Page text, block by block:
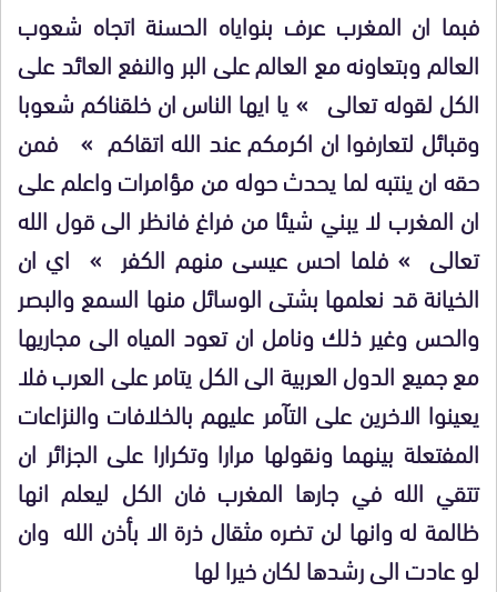
فبما ان المغرب عرف بنواياه الحسنة اتجاه شعوب
العالم وبتعاونه مع العالم على البر والنفع العائد على
الكل لقوله تعالى » يا ايها الناس ان خلقناكم شعوبا
وقبائل لتعارفوا ان اكرمكم عند الله اتقاكم » فمن
حقه ان ينتبه لما يحدث حوله من مؤامرات واعلم على
ان المغرب لا يبني شيئا من فراغ فانظر الى قول الله
تعالى » فلما احس عيسى منهم الكفر » اي ان
الخيانة قد نعلمها بشتى الوسائل منها السمع والبصر
والحس وغير ذلك ونامل ان تعود المياه الى مجاريها
مع جميع الدول العربية الى الكل يتامر على العرب فلا
يعينوا الاخرين على التآمر عليهم بالخلافات والنزاعات
المفتعلة بينهما ونقولها مرارا وتكرارا على الجزائر ان
تتقي الله في جارها المغرب فان الكل ليعلم انها
ظالمة له وانها لن تضره مثقال ذرة الا بأذن الله وان
لو عادت الى رشدها لكان خيرا لها